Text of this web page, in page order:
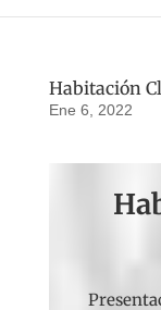
Habitación
Ene 6, 2022